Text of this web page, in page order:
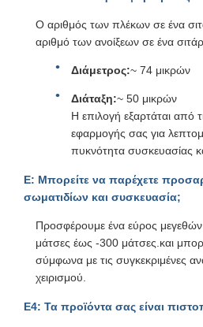
Ο αριθμός των πλέκων σε ένα
αριθμό των ανοίξεων σε ένα
Διάμετρος:~ 74 μικρών
Διάταξη:~ 50 μικρών
Η επιλογή εξαρτάται από
εφαρμογής σας για
πυκνότητα συσκευασίας
Ε: Μπορείτε να παρέχετε
σωματιδίων και συσκευασία;
Προσφέρουμε ένα εύρος
μάτσες έως -300 μάτσες.και
σύμφωνα με τις συγκεκριμένες
χειρισμού.
Ε4: Τα προϊόντα σας είναι